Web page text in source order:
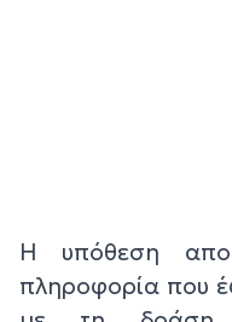
Η υπόθεση
πληροφορία που